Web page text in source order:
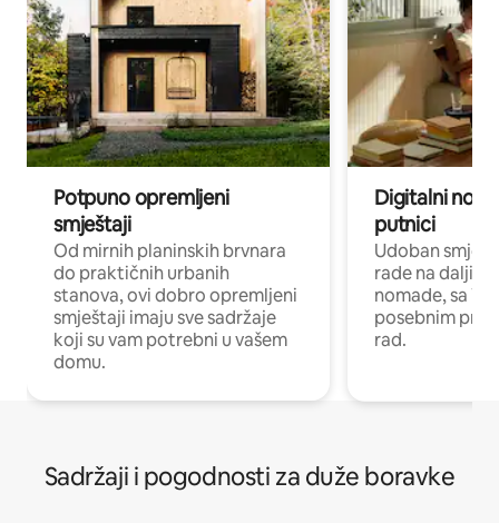
Potpuno opremljeni
smještaji
Od mirnih planinskih brvnara
do praktičnih urbanih
stanova, ovi dobro opremljeni
smještaji imaju sve sadržaje
koji su vam potrebni u vašem
domu.
Digitalni
putnici
Udoban
rade na
nomade, sa
posebnim
rad.
Sadržaji i pogodnosti za duže boravke